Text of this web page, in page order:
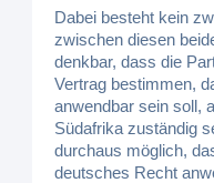
Dabei besteht kein
zwischen diesen
denkbar, dass die
Vertrag bestimmen,
anwendbar sein soll,
Südafrika zuständig
durchaus möglich,
deutsches Recht